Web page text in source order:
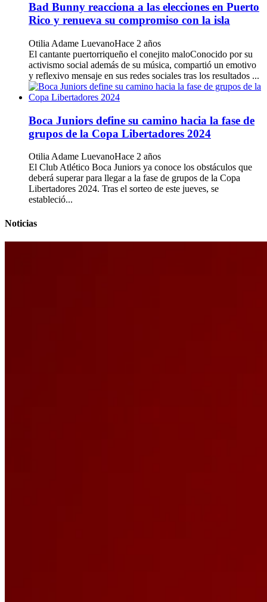
Bad Bunny reacciona a las elecciones en Puerto
Rico y renueva su compromiso con la isla
Otilia Adame LuevanoHace 2 años
El cantante puertorriqueño el conejito maloConocido por su
activismo social además de su música, compartió un emotivo
y reflexivo mensaje en sus redes sociales tras los resultados ...
Boca Juniors define su camino hacia la fase de
grupos de la Copa Libertadores 2024
Otilia Adame LuevanoHace 2 años
El Club Atlético Boca Juniors ya conoce los obstáculos que
deberá superar para llegar a la fase de grupos de la Copa
Libertadores 2024. Tras el sorteo de este jueves, se
estableció...
Noticias